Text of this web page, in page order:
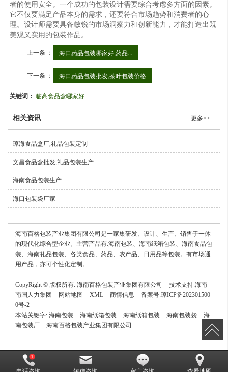
者的使用安全。一个成功的包装设计需要综合考虑多方面的因素。
它不仅要满足产品本身的需求，还要符合市场趋势和消费者的心
理。设计师需要具备敏锐的市场洞察力和创新能力，才能打造出既
美观又实用的包装作品。
上一条 ： 海口药品包装哪家好,药品...
下一条 ： 海口药品包装批发,茶叶包装价格
关键词：临高食品盒哪家好
相关资讯 更多>>
琼海食品盒厂,礼品包装定制
文昌食品盒批发,礼品包装生产
海南食品包装生产
海口包装袋厂家
海南百格包装产业集团有限公司是一家集研发、设计、生产、销售于一体
的现代化综合型企业。主营产品有:海南包装、海南纸箱包装、海南食品包
装、海南礼品包装、各类食品、药品、农产品、日用品等包装。有市场通
用产品，亦可个性化定制。
CopyRight © 版权所有: 海南百格包装产业集团有限公司 技术支持:海南
南国人力集团
网站地图 XML 商情信息 备案号:琼ICP备202301500
0号-2
本站关键字: 海南包装 海南纸箱包装 海南纸箱包装 海南包装袋
海
南包装厂
海南百格包装产业集团有限公司